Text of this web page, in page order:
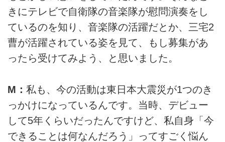
きにテレビで自衛隊の音楽隊が慰問演奏をし
ているのを知り、音楽隊の活躍だとか、三宅2
曹が活躍されている姿を見て、もし募集があ
ったら受けてみよう、と思いました。
M： 私も、今の活動は東日本大震災が1つのき
っかけになっているんです。当時、デビュー
して5年くらいだったんですけど、私自身「今
できることは何なんだろう」ってすごく悩ん